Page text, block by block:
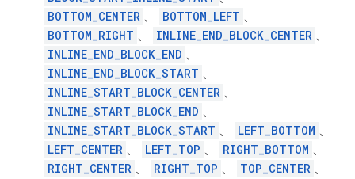
BOTTOM_CENTER 、 BOTTOM_LEFT 、
BOTTOM_RIGHT 、 INLINE_END_BLOCK_CENTER 、
INLINE_END_BLOCK_END 、
INLINE_END_BLOCK_START 、
INLINE_START_BLOCK_CENTER 、
INLINE_START_BLOCK_END 、
INLINE_START_BLOCK_START 、 LEFT_BOTTOM 、
LEFT_CENTER 、 LEFT_TOP 、 RIGHT_BOTTOM 、
RIGHT_CENTER 、 RIGHT_TOP 、 TOP_CENTER 、